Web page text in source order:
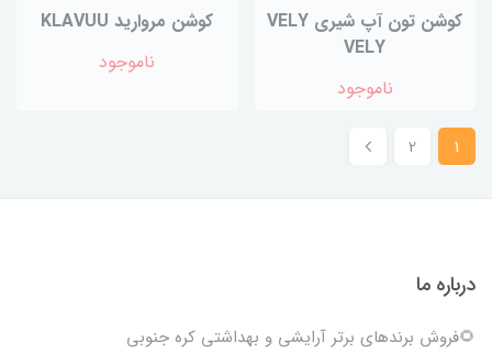
کوشن تون آپ شیری VELY
VELY
ناموجود
کوشن مروارید KLAVUU
ناموجود
1
2
درباره ما
🌻فروش برندهای برتر آرایشی و بهداشتی کره جنوبی